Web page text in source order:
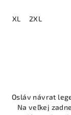
XL
2XL
Osláv návrat
Na veľkej